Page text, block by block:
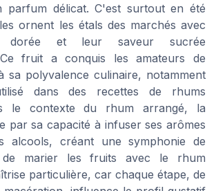
parfum délicat. C'est surtout en été
ornent les étals des marchés avec
dorée et leur saveur sucrée
fruit a conquis les amateurs de
sa polyvalence culinaire, notamment
dans des recettes de rhums
le contexte du rhum arrangé, la
par sa capacité à infuser ses arômes
alcools, créant une symphonie de
de marier les fruits avec le rhum
particulière, car chaque étape, de